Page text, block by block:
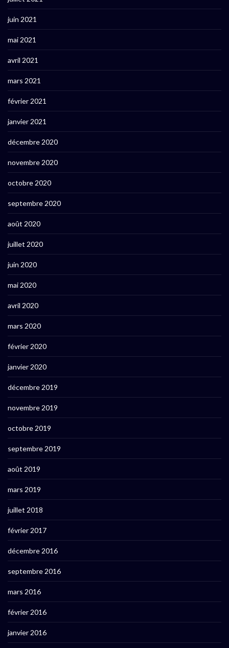
juin 2021
mai 2021
avril 2021
mars 2021
février 2021
janvier 2021
décembre 2020
novembre 2020
octobre 2020
septembre 2020
août 2020
juillet 2020
juin 2020
mai 2020
avril 2020
mars 2020
février 2020
janvier 2020
décembre 2019
novembre 2019
octobre 2019
septembre 2019
août 2019
mars 2019
juillet 2018
février 2017
décembre 2016
septembre 2016
mars 2016
février 2016
janvier 2016